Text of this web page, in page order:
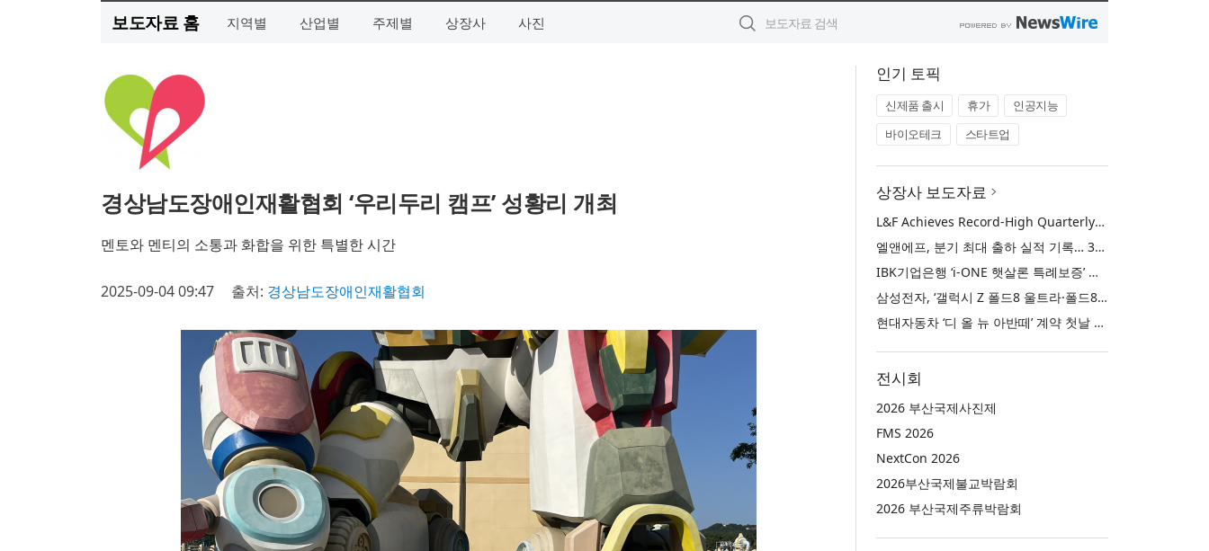
보도자료 홈 지역별 산업별 주제별 상장사 사진
경상남도장애인재활협회 ‘우리두리 캠프’ 성황리 개최
멘토와 멘티의 소통과 화합을 위한 특별한 시간
2025-09-04 09:47 출처: 경상남도장애인재활협회
인기 토픽
신제품 출시 휴가
인공지능
바이오테크
스타트업
상장사 보도자료
L&F Achieves Record-High Quarterly Shipments, Begins LFP Supply for North American ESS in Q3 Advancing its Two-Track NCM and LFP Growth Strategy
엘앤에프, 분기 최대 출하 실적 기록… 3분기 북미 ESS향 LFP 공급 착수 NCM+LFP ‘2-Track’ 성장 전략 실현
IBK기업은행 ‘i-ONE 햇살론 특례보증’ 출시
삼성전자, ‘갤럭시 Z 폴드8 울트라·폴드8·플립8’과 ‘갤럭시 워치 울트라2·워치9’ 국내 공식 출시
현대자동차 ‘디 올 뉴 아반떼’ 계약 첫날 1만 대 돌파
전시회
2026 부산국제사진제
FMS 2026
NextCon 2026
2026부산국제불교박람회
2026 부산국제주류박람회